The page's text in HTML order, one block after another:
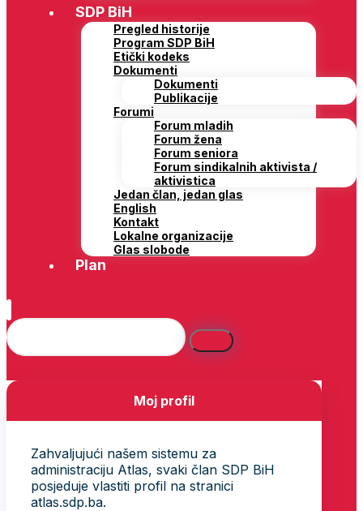
SDP BiH
Pregled historije
Program SDP BiH
Etički kodeks
Dokumenti
Dokumenti
Publikacije
Forumi
Forum mladih
Forum žena
Forum seniora
Forum sindikalnih aktivista /
aktivistica
Jedan član, jedan glas
English
Kontakt
Lokalne organizacije
Glas slobode
Plan
Moj profil
Zahvaljujući našem sistemu za
administraciju Atlas, svaki član SDP BiH
posjeduje vlastiti profil na stranici
atlas.sdp.ba.